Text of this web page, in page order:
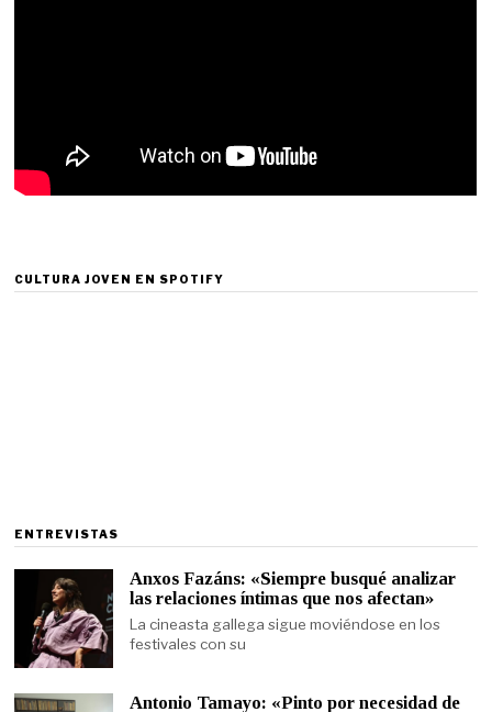
CULTURA JOVEN EN SPOTIFY
ENTREVISTAS
Anxos Fazáns: «Siempre busqué analizar
las relaciones íntimas que nos afectan»
La cineasta gallega sigue moviéndose en los
festivales con su
Antonio Tamayo: «Pinto por necesidad de